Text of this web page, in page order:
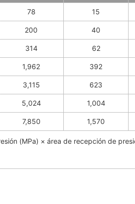
78 15
200 40
314 62
1,962 392
3,115 623
5,024 1,004
7,850 1,570
(MPa) × área de recepción de